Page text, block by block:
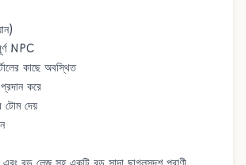
NPC
কাছে অবস্থিত
প্রদান করে
টোমদেয়